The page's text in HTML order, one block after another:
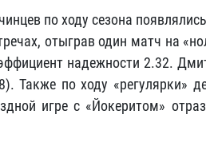
по ходу сезона
отыграв один матч на
надежности 2.32.
Также по ходу «регулярки»
игре с «Йокеритом»